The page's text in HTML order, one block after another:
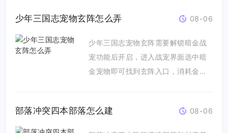
少年三国志宠物玄阵怎么弄 08-06
少年三国志宠物玄阵需要解锁暗金战
宠功能后开启，进入战宠界面选中暗
金宠物即可找到玄阵入口，消耗金色
部落冲突四本部落怎么建 08-06